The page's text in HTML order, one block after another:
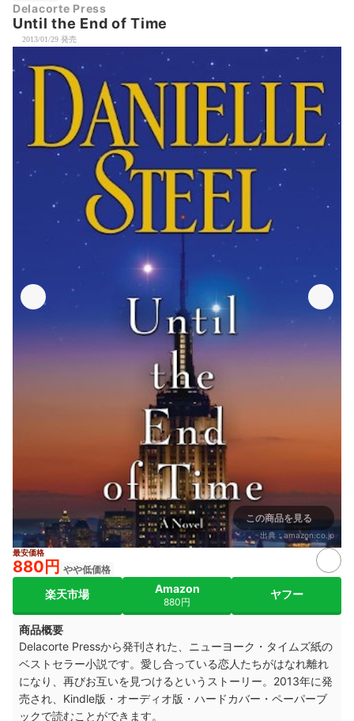
Delacorte Press
Until the End of Time
2013/01/29 発売
この商品を見る
出典：amazon.co.jp
最安価格
880円 やや低価格
楽天市場 Amazon
880円
ヤフー
商品概要
Delacorte Pressから発刊された、ニューヨーク・タイムズ紙の
ベストセラー小説です。愛し合っている恋人たちがはなれ離れ
になり、再びお互いを見つけるというストーリー。2013年に発
売され、Kindle版・オーディオ版・ハードカバー・ペーパーブ
ックで読むことができます。